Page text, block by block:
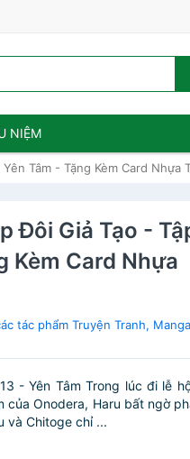
NIỆM
Tâm - Tặng Kèm Card Nhựa
Đôi Giả Tạo -
Kèm Card Nhựa
tác phẩm Truyện Tranh,
- Yên Tâm Trong lúc đi lễ
của Onodera, Haru bất ngờ
và Chitoge chỉ ...